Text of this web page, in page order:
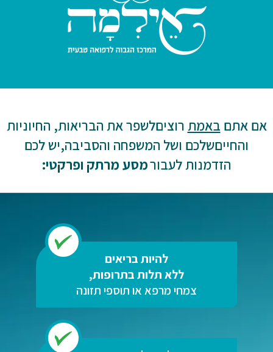
אם אתם באמת רוציםלשפר את הבריאות, החיוניות
והחייםשלכם ושל המשפחה והסביבה,יש לכם
הזדמנות לעבורמסע מרתק ופרקטי:
להיות בריאים
ללא תלות בתרופות,
צמחי מרפא או תוספי תזונה